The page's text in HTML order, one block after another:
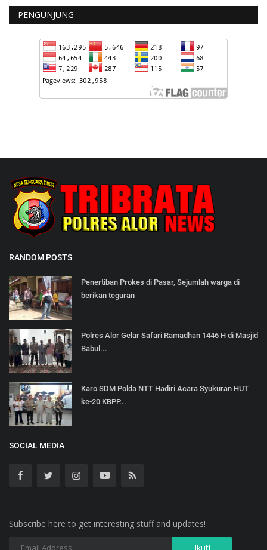
PENGUNJUNG
RANDOM POSTS
Penertiban Prokes di Pasar, Sejumlah warga di
berikan teguran
Polres Alor Gelar Safari Ramadhan 1446 H di Masjid
Babul...
Karo SDM Polda NTT Hadiri Acara Syukuran HUT
ke-20 KBPP...
SOCIAL MEDIA
Subscribe here to get interesting stuff and updates!